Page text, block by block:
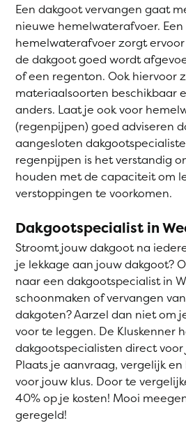
Een dakgoot vervangen gaat
nieuwe hemelwaterafvoer.
hemelwaterafvoer zorgt
de dakgoot goed wordt
of een regenton. Ook hiervoor
materiaalsoorten beschikbaar
anders. Laat je ook voor
(regenpijpen) goed adviseren
aangesloten
regenpijpen is het verstandig
houden met de capaciteit om
verstoppingen te voorkomen.
Dakgootspecialist in
Stroomt jouw dakgoot na
je lekkage aan jouw dakgoot?
naar een dakgootspecialist in
schoonmaken of vervangen
dakgoten? Aarzel dan niet om
voor te leggen. De Kluskenner
dakgootspecialisten direct voor
Plaats je aanvraag, vergelijk
voor jouw klus. Door te
40% op je kosten! Mooi
geregeld!